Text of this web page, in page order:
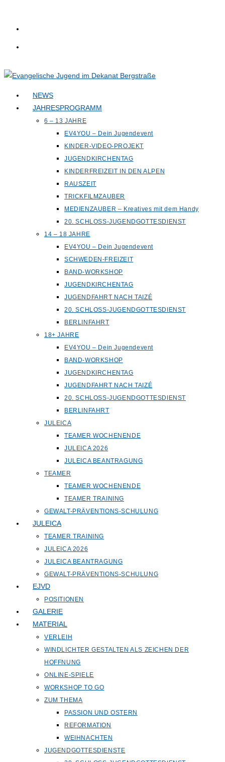
NEWS
JAHRESPROGRAMM
6 – 13 JAHRE
EV4YOU – Dein Jugendevent
KINDER-VIDEO-PROJEKT
JUGENDKIRCHENTAG
KINDERFREIZEIT IN DEN ALPEN
RAUSZEIT
TRICKFILMZAUBER
MEDIENZAUBER – Kreatives mit dem Handy
20. SCHLOSS-JUGENDGOTTESDIENST
14 – 18 JAHRE
EV4YOU – Dein Jugendevent
SCHWEDEN-FREIZEIT
BAND-WORKSHOP
JUGENDKIRCHENTAG
JUGENDFAHRT NACH TAIZÉ
20. SCHLOSS-JUGENDGOTTESDIENST
BERLINFAHRT
18+ JAHRE
EV4YOU – Dein Jugendevent
BAND-WORKSHOP
JUGENDKIRCHENTAG
JUGENDFAHRT NACH TAIZÉ
20. SCHLOSS-JUGENDGOTTESDIENST
BERLINFAHRT
JULEICA
TEAMER WOCHENENDE
JULEICA 2026
JULEICA BEANTRAGUNG
TEAMER
TEAMER WOCHENENDE
TEAMER TRAINING
GEWALT-PRÄVENTIONS-SCHULUNG
JULEICA
TEAMER TRAINING
JULEICA 2026
JULEICA BEANTRAGUNG
GEWALT-PRÄVENTIONS-SCHULUNG
EJVD
POSITIONEN
GALERIE
MATERIAL
VERLEIH
WINDLICHTER GESTALTEN ALS ZEICHEN DER
HOFFNUNG
ONLINE-SPIELE
WORKSHOP TO GO
ZUM THEMA
PASSION UND OSTERN
REFORMATION
WEIHNACHTEN
JUGENDGOTTESDIENSTE